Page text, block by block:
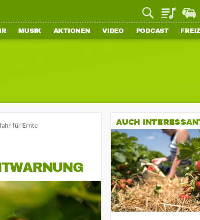
Playlist
MUSIK AKTIONEN VIDEO PODCAST
für Ernte
AUCH